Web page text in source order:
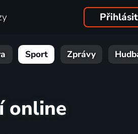
Přihlásit
Sport Zprávy
online